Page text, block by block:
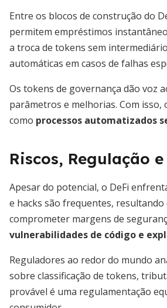
Entre os blocos de construção do
permitem empréstimos
a troca de tokens sem
automáticas em casos de falhas
Os tokens de governança dão voz
parâmetros e melhorias. Com
como processos automatizados
Riscos, Regulação
Apesar do potencial, o DeFi
e hacks são frequentes,
comprometer margens de
vulnerabilidades de código e
Reguladores ao redor do mundo
sobre classificação de tokens,
provável é uma regulamentação